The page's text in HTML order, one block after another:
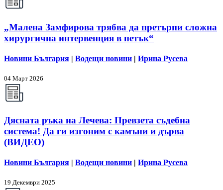
„Малена Замфирова трябва да претърпи сложна
хирургична интервенция в петък“
Новини България | Водещи новини | Ирина Русева
04 Март 2026
Дясната ръка на Лечева: Превзета съдебна
система! Да ги изгоним с камъни и дърва
(ВИДЕО)
Новини България | Водещи новини | Ирина Русева
19 Декември 2025